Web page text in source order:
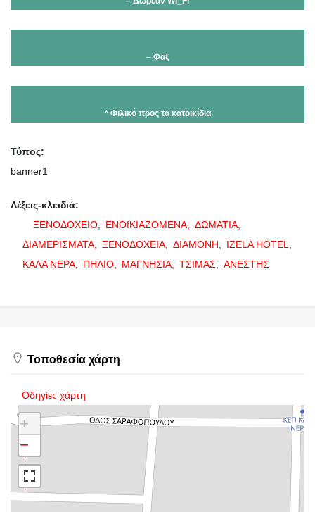
– Φαξ
* Φιλικό προς τα κατοικίδια
Τύπος:
banner1
Λέξεις-κλειδιά:
ΞΕΝΟΔΟΧΕΙΟ,
ΕΝΟΙΚΙΑΖΟΜΕΝΑ,
ΔΩΜΑΤΙΑ,
ΔΙΑΜΕΡΙΣΜΑΤΑ,
ΞΕΝΟΔΟΧΕΙΑ, ΔΙΑΜΟΝΗ,
IZELA HOTEL,
ΚΑΛΑ ΝΕΡΑ,
ΠΗΛΙΟ, ΜΑΓΝΗΣΙΑ, ΤΣΙΜΑΣ, ΑΝΕΣΤΗΣ
Τοποθεσία χάρτη
Οδηγίες χάρτη
+
−